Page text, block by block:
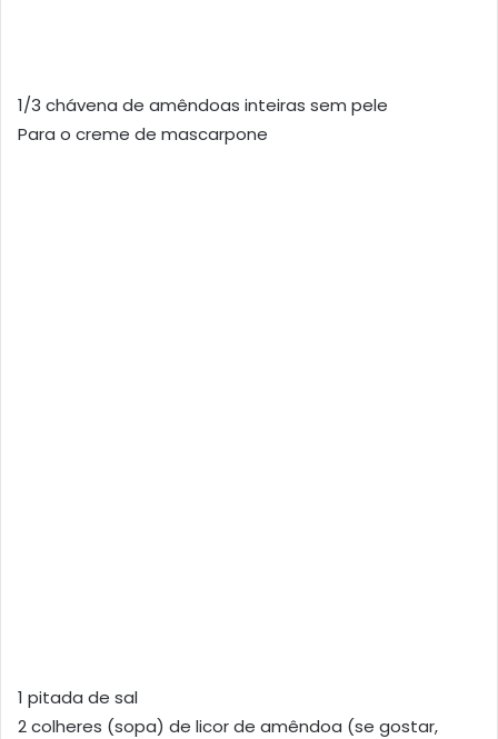
1/3 chávena de amêndoas inteiras sem pele
Para o creme de mascarpone
1 pitada de sal
2 colheres (sopa) de licor de amêndoa (se gostar,